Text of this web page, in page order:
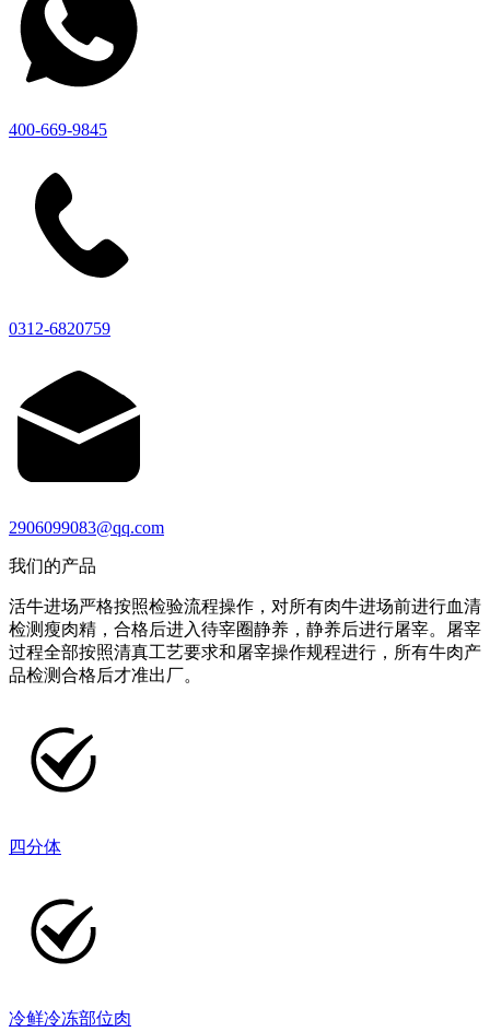
400-669-9845
0312-6820759
2906099083@qq.com
我们的产品
活牛进场严格按照检验流程操作，对所有肉牛进场前进行血清
检测瘦肉精，合格后进入待宰圈静养，静养后进行屠宰。屠宰
过程全部按照清真工艺要求和屠宰操作规程进行，所有牛肉产
品检测合格后才准出厂。
四分体
冷鲜冷冻部位肉